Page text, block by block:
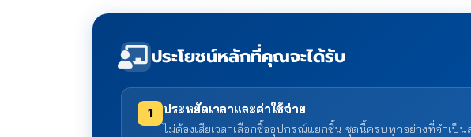
ประโยชน์หลักที่คุณจะได้รับ
1 ประหยัดเวลาและค่าใช้จ่าย
ไม่ต้องเสียเวลาเลือกซื้ออุปกรณ์แยกชิ้น ชุดนี้ครบทุกอย่างที่จำเป็